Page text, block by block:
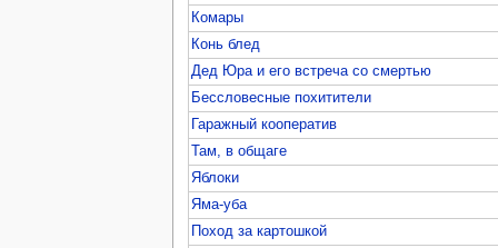
Комары
Конь блед
Дед Юра и его встреча со смертью
Бессловесные похитители
Гаражный кооператив
Там, в общаге
Яблоки
Яма-уба
Поход за картошкой